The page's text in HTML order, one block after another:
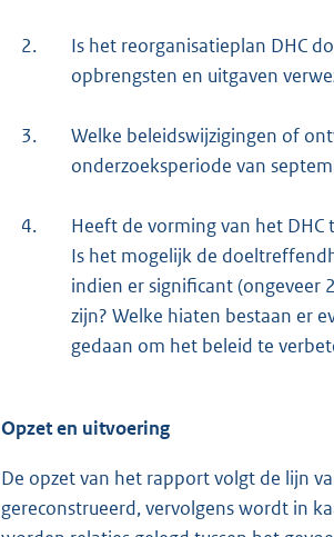
2.
Is het reorganisatieplan DHC
opbrengsten en uitgaven
3.
Welke beleidswijzigingen of
onderzoeksperiode van
4.
Heeft de vorming van het
Is het mogelijk de
indien er significant (ongeveer
zijn? Welke hiaten bestaan er
gedaan om het beleid te
Opzet en uitvoering
De opzet van het rapport volgt de lijn
gereconstrueerd, vervolgens wordt in